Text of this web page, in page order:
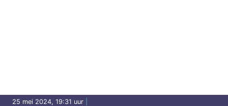
25 mei 2024, 19:31 uur